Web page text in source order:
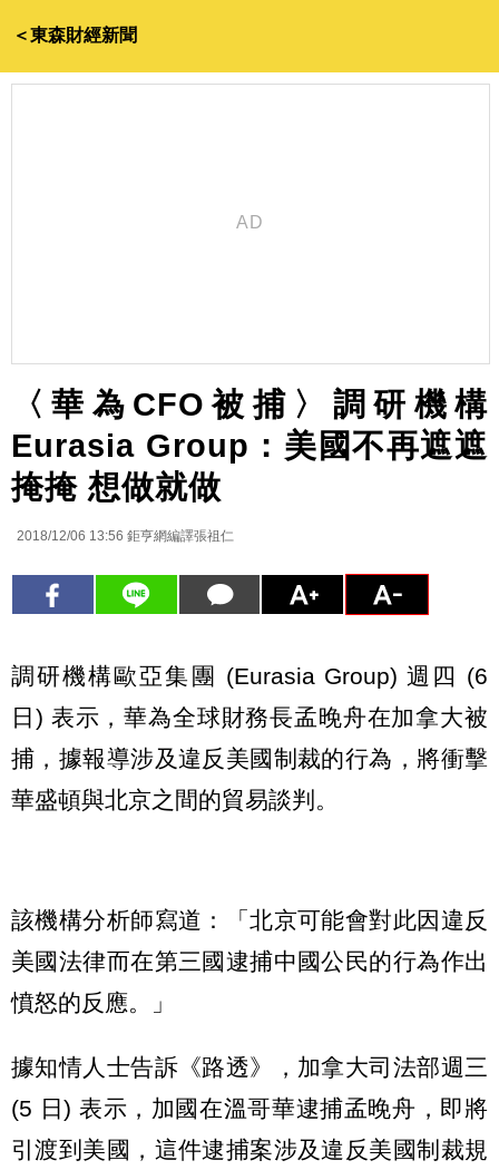
＜東森財經新聞
〈華為CFO被捕〉調研機構
Eurasia Group：美國不再遮遮
掩掩 想做就做
2018/12/06 13:56 鉅亨網編譯張祖仁
調研機構歐亞集團 (Eurasia Group) 週四 (6
日) 表示，華為全球財務長孟晚舟在加拿大被
捕，據報導涉及違反美國制裁的行為，將衝擊
華盛頓與北京之間的貿易談判。
該機構分析師寫道：「北京可能會對此因違反
美國法律而在第三國逮捕中國公民的行為作出
憤怒的反應。」
據知情人士告訴《路透》，加拿大司法部週三
(5 日) 表示，加國在溫哥華逮捕孟晚舟，即將
引渡到美國，這件逮捕案涉及違反美國制裁規